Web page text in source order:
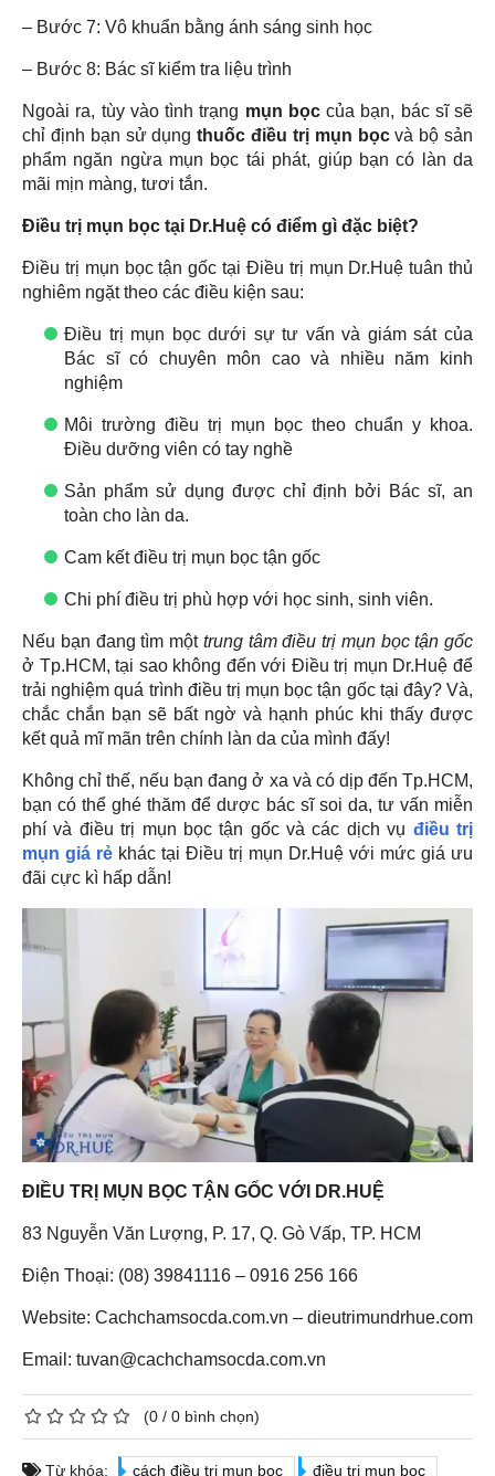
– Bước 7: Vô khuẩn bằng ánh sáng sinh học
– Bước 8: Bác sĩ kiểm tra liệu trình
Ngoài ra, tùy vào tình trạng mụn bọccủa bạn, bác sĩ sẽ
chỉ định bạn sử dụngthuốc điều trị mụn bọcvà bộ sản
phẩm ngăn ngừa mụn bọc tái phát, giúp bạn có làn da
mãi mịn màng, tươi tắn.
Điều trị mụn bọc tại Dr.Huệ có điểm gì đặc biệt?
Điều trị mụn bọc tận gốc tại Điều trị mụn Dr.Huệ tuân thủ
nghiêm ngặt theo các điều kiện sau:
Điều trị mụn bọc dưới sự tư vấn và giám sát của
Bác sĩ có chuyên môn cao và nhiều năm kinh
nghiệm
Môi trường điều trị mụn bọc theo chuẩn y khoa.
Điều dưỡng viên có tay nghề
Sản phẩm sử dụng được chỉ định bởi Bác sĩ, an
toàn cho làn da.
Cam kết điều trị mụn bọc tận gốc
Chi phí điều trị phù hợp với học sinh, sinh viên.
Nếu bạn đang tìm một trung tâm điều trị mụn bọc tận gốc
ở Tp.HCM, tại sao không đến với Điều trị mụn Dr.Huệ để
trải nghiệm quá trình điều trị mụn bọc tận gốc tại đây? Và,
chắc chắn bạn sẽ bất ngờ và hạnh phúc khi thấy được
kết quả mĩ mãn trên chính làn da của mình đấy!
Không chỉ thế, nếu bạn đang ở xa và có dịp đến Tp.HCM,
bạn có thể ghé thăm để dược bác sĩ soi da, tư vấn miễn
phí và điều trị mụn bọc tận gốc và các dịch vụ điều trị
mụn giá rẻ khác tại Điều trị mụn Dr.Huệ với mức giá ưu
đãi cực kì hấp dẫn!
ĐIỀU TRỊ MỤN BỌC TẬN GỐC VỚI DR.HUỆ
83 Nguyễn Văn Lượng, P. 17, Q. Gò Vấp, TP. HCM
Điện Thoại: (08) 39841116 – 0916 256 166
Website: Cachchamsocda.com.vn – dieutrimundrhue.com
Email: tuvan@cachchamsocda.com.vn
(0 / 0 bình chọn)
Từ khóa: cách điều trị mụn bọc điều trị mụn bọc